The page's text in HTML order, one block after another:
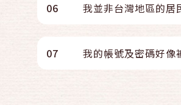
06 我並非台灣地區的居
07 我的帳號及密碼好像